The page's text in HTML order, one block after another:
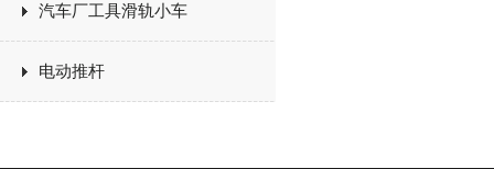
汽车厂工具滑轨小车
电动推杆